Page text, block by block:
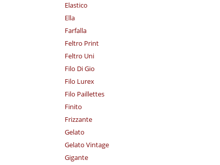
Elastico
Ella
Farfalla
Feltro Print
Feltro Uni
Filo Di Gio
Filo Lurex
Filo Paillettes
Finito
Frizzante
Gelato
Gelato Vintage
Gigante